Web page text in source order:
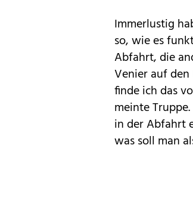
Immerlustig
so, wie es
Abfahrt, die
Venier auf den
finde ich das
meinte
in der Abfahrt
was soll man